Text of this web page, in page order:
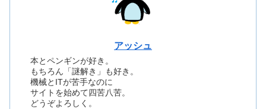
アッシュ
本とペンギンが好き。
もちろん「謎解き」も好き。
機械とITが苦手なのに
サイトを始めて四苦八苦。
どうぞよろしく。